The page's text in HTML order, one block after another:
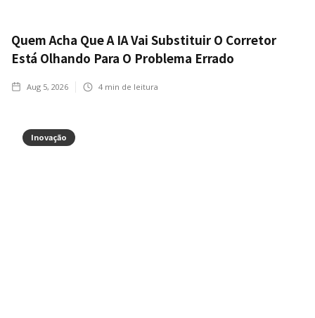
Quem Acha Que A IA Vai Substituir O Corretor
Está Olhando Para O Problema Errado
Aug 5, 2026 4 min de leitura
Inovação